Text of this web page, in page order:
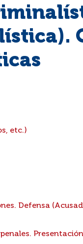
etc.)
Defensa